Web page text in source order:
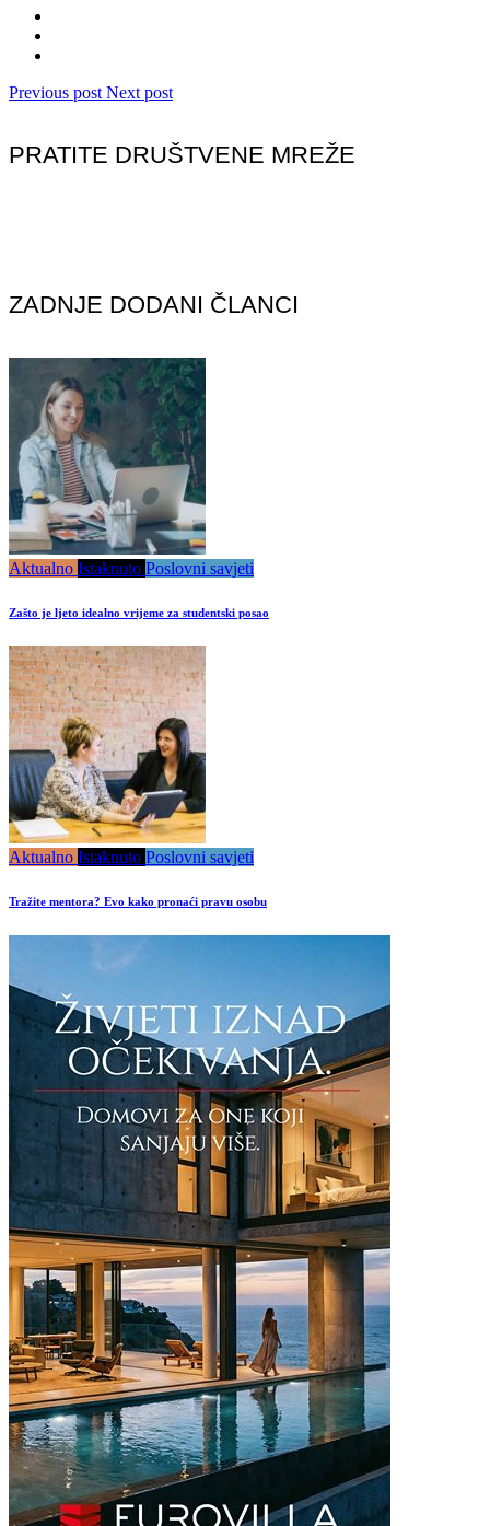
Previous post Next post
PRATITE DRUŠTVENE MREŽE
ZADNJE DODANI ČLANCI
Aktualno Istaknuto Poslovni savjeti
Zašto je ljeto idealno vrijeme za studentski posao
Aktualno Istaknuto Poslovni savjeti
Tražite mentora? Evo kako pronaći pravu osobu